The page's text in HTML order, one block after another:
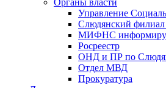
Управление
Слюдянский
МИФНС
Росреестр
ОНД и ПР по
Отдел МВД
Прокуратура